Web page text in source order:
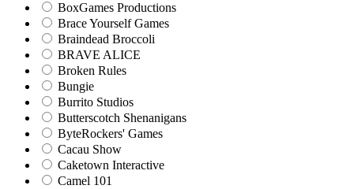
BoxGames Productions
Brace Yourself Games
Braindead Broccoli
BRAVE ALICE
Broken Rules
Bungie
Burrito Studios
Butterscotch Shenanigans
ByteRockers' Games
Cacau Show
Caketown Interactive
Camel 101